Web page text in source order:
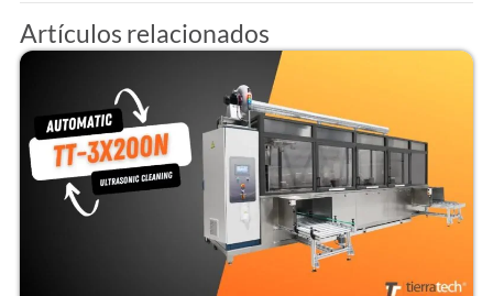
Artículos relacionados